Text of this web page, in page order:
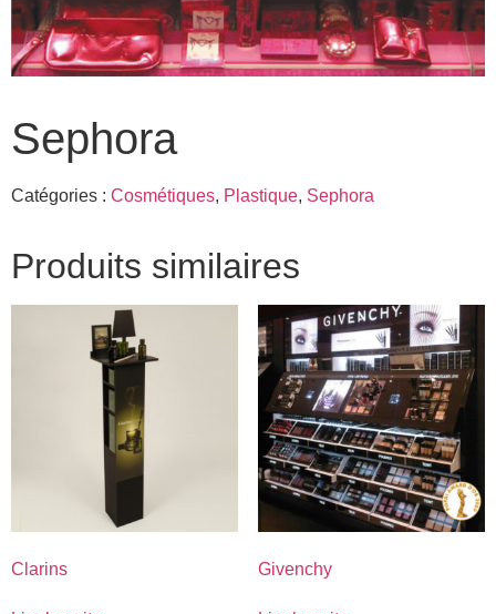
Sephora
Catégories : Cosmétiques, Plastique, Sephora
Produits similaires
Clarins Givenchy